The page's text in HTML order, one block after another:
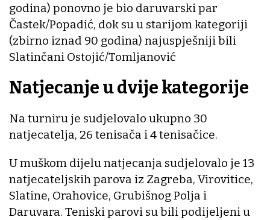
godina) ponovno je bio daruvarski par
Častek/Popadić, dok su u starijom kategoriji
(zbirno iznad 90 godina) najuspješniji bili
Slatinčani Ostojić/Tomljanović
Natjecanje u dvije kategorije
Na turniru je sudjelovalo ukupno 30
natjecatelja, 26 tenisača i 4 tenisačice.
U muškom dijelu natjecanja sudjelovalo je 13
natjecateljskih parova iz Zagreba, Virovitice,
Slatine, Orahovice, Grubišnog Polja i
Daruvara. Teniski parovi su bili podijeljeni u